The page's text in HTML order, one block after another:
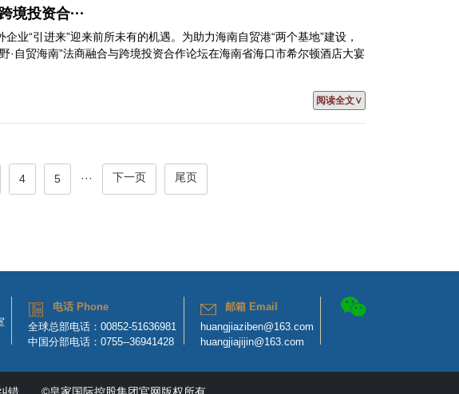
投资合···
业“引进来”迎来前所未有的机遇。为助力海南自贸港“两个基地”建设，
自贸海南”法商融合与跨境投资合作论坛在海南省海口市希尔顿酒店大宴
阅读全文∨
4 5 ··· 下一页 尾页
电话 Phone
全球总部电话：00852-51636981
中国分部电话：0755--36941428
邮箱 Email
huangjiaziben@163.com
huangjiajijin@163.com